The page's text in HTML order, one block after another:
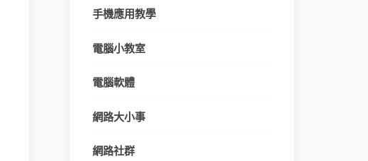
手機應用教學
電腦小教室
電腦軟體
網路大小事
網路社群